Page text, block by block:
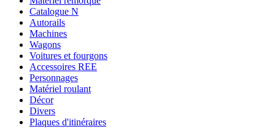
Catalogue N
Autorails
Machines
Wagons
Voitures et fourgons
Accessoires REE
Personnages
Matériel roulant
Décor
Divers
Plaques d'itinéraires